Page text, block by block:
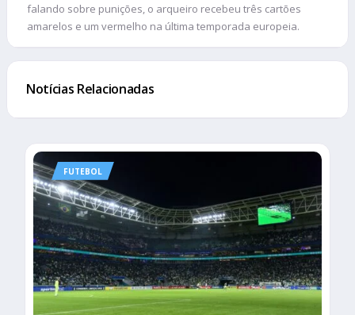
falando sobre punições, o arqueiro recebeu três cartões
amarelos e um vermelho na última temporada europeia.
Notícias Relacionadas
FUTEBOL